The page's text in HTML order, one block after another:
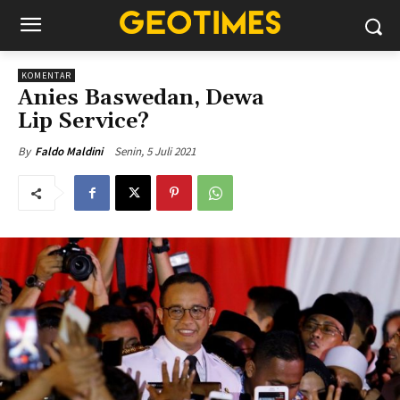
KOMENTAR
Anies Baswedan, Dewa
Lip Service?
By Faldo Maldini Senin, 5 Juli 2021